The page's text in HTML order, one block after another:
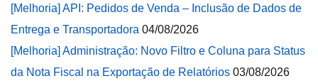
[Melhoria] API: Pedidos de Venda – Inclusão de Dados de
Entrega e Transportadora 04/08/2026
[Melhoria] Administração: Novo Filtro e Coluna para Status
da Nota Fiscal na Exportação de Relatórios 03/08/2026